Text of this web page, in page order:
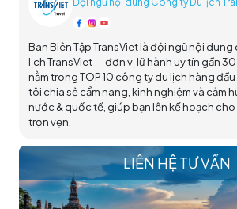
Ban Biên Tập TransViet là đội ngũ nội dung
lịch TransViet — đơn vị lữ hành uy tín gần 30
nằm trong TOP 10 công ty du lịch hàng
tôi chia sẻ cẩm nang, kinh nghiệm và cảm
nước & quốc tế, giúp bạn lên kế hoạch
trọn vẹn.
LIÊN HỆ TƯ VẤN